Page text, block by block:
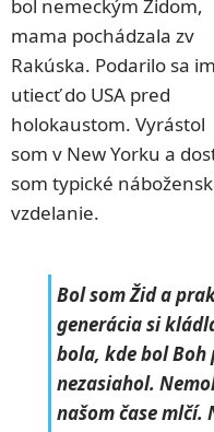
bol nemeckým Židom,
mama pochádzala zv
Rakúska. Podarilo sa im
utiecť do USA pred
holokaustom. Vyrástol
som v New Yorku a
som typické
vzdelanie.
Bol som Žid a
generácia si
bola, kde bol Boh
nezasiahol.
našom čase mlčí.